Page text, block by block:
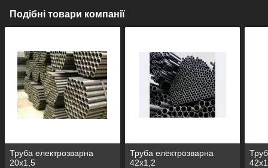
Подібні товари компанії
Труба електрозварна
20х1,5
Труба електрозварна
42х1,2